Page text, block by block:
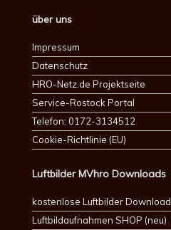
über uns
Impressum
Datenschutz
HRO-Netz.de Projektseite
Service-Rostock Portal
Telefon: 0172-3134512
Cookie-Richtlinie (EU)
Luftbilder MVhro Downloads
kostenlose Luftbilder Download
Luftbildaufnahmen SHOP (neu)